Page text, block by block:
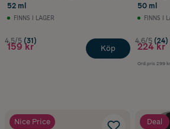
52 ml
FINNS I LAGER
4.5/5 (31)
159 kr Köp
50 ml
FINNS I
4.6/5 (24)
224 kr
Ord.pris 299 kr
Nice Price Deal